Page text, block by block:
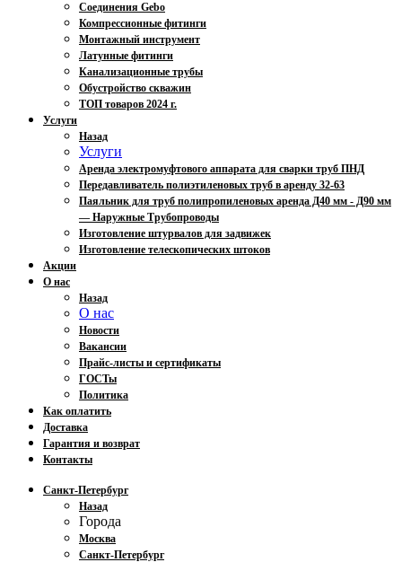
Соединения Gebo
Компрессионные фитинги
Монтажный инструмент
Латунные фитинги
Канализационные трубы
Обустройство скважин
ТОП товаров 2024 г.
Услуги
Назад
Услуги
Аренда электромуфтового аппарата для сварки труб ПНД
Передавливатель полиэтиленовых труб в аренду 32-63
Паяльник для труб полипропиленовых аренда Д40 мм - Д90 мм
— Наружные Трубопроводы
Изготовление штурвалов для задвижек
Изготовление телескопических штоков
Акции
О нас
Назад
О нас
Новости
Вакансии
Прайс-листы и сертификаты
ГОСТы
Политика
Как оплатить
Доставка
Гарантия и возврат
Контакты
Санкт-Петербург
Назад
Города
Москва
Санкт-Петербург